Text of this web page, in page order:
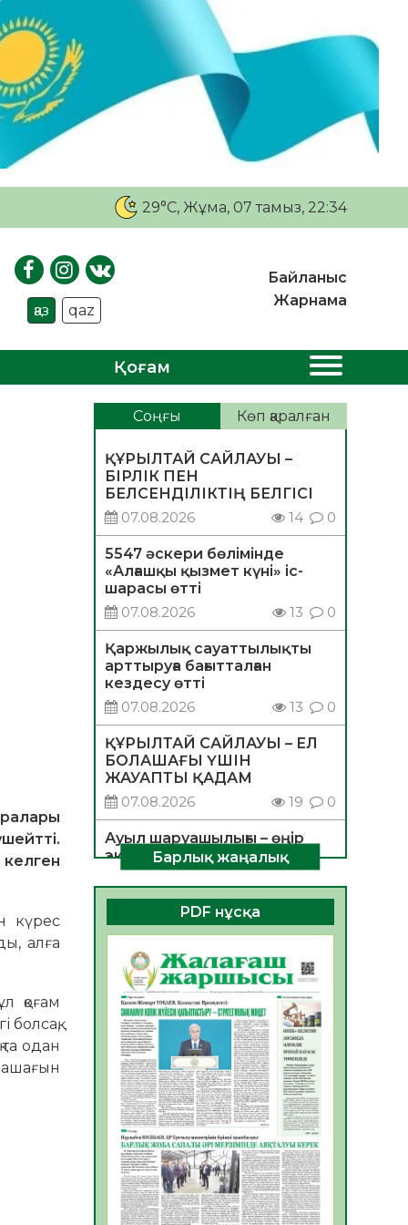
29°C, Жұма, 07 тамыз, 22:34
қаз qaz
Байланыс
Жарнама
Қоғам
күрес
алға
қоғам
болсақ,
одан
Соңғы Көп қаралған
ҚҰРЫЛТАЙ САЙЛАУЫ –
БІРЛІК ПЕН
БЕЛСЕНДІЛІКТІҢ БЕЛГІСІ
07.08.2026
14 0
5547 әскери бөлімінде
«Алғашқы қызмет күні» іс-
шарасы өтті
07.08.2026
13 0
Қаржылық сауаттылықты
арттыруға бағытталған
кездесу өтті
07.08.2026
13 0
ҚҰРЫЛТАЙ САЙЛАУЫ – ЕЛ
БОЛАШАҒЫ ҮШІН
ЖАУАПТЫ ҚАДАМ
07.08.2026
19 0
Ауыл шаруашылығы – өңір
экономикасының негізгі
тірегі
06.08.2026
29 0
ҚОҒАМДЫҚ БЕЛСЕНДІЛІК –
ЕЛ ДАМУЫНЫҢ НЕГІЗІ
06.08.2026
28
ҚҰРЫЛТАЙ САЙЛАУЫ –
БОЛАШАҚҚА БАСТАР
ЖАУАПТЫ ТАҢДАУ
06.08.2026
30
Инфекциялық ауруларға
қарсы иммундау
жұмыстарының тиімділігі
06.08.2026
31
Көкжөтел ауруы туралы
Барлық жаңалық
PDF нұсқа